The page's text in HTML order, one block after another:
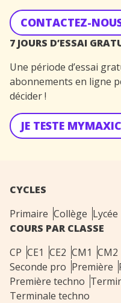
CONTACTEZ-
7 JOURS D’ESSAI
Une période d’essai
abonnements en ligne
décider !
JE TESTE
CYCLES
Primaire Collège Lycée
COURS PAR CLASSE
CP CE1 CE2 CM1 CM2
Seconde pro Première
Première techno
Terminale techno